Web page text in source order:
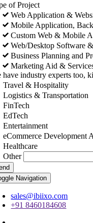
of Project
Web Application &
Mobile Application,
Custom Web & Mobile
Web/Desktop Software
Business Planning and
Marketing Aid &
have industry experts too,
Travel & Hospitality
Logistics & Transportation
FinTech
EdTech
Entertainment
eCommerce Development
Healthcare
Other
Navigation
sales@ibiixo.com
+91 8460184608